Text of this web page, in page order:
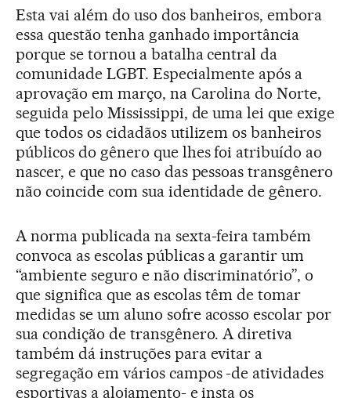
Esta vai além do uso dos banheiros, embora
essa questão tenha ganhado importância
porque se tornou a batalha central da
comunidade LGBT. Especialmente após a
aprovação em março, na Carolina do Norte,
seguida pelo Mississippi, de uma lei que exige
que todos os cidadãos utilizem os banheiros
públicos do gênero que lhes foi atribuído ao
nascer, e que no caso das pessoas transgênero
não coincide com sua identidade de gênero.
A norma publicada na sexta-feira também
convoca as escolas públicas a garantir um
“ambiente seguro e não discriminatório”, o
que significa que as escolas têm de tomar
medidas se um aluno sofre acosso escolar por
sua condição de transgênero. A diretiva
também dá instruções para evitar a
segregação em vários campos -de atividades
esportivas a alojamento- e insta os